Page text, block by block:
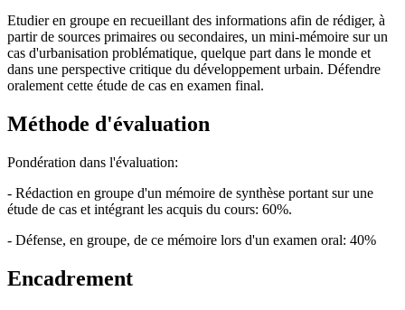
Etudier en groupe en recueillant des informations afin de rédiger, à
partir de sources primaires ou secondaires, un mini-mémoire sur un
cas d'urbanisation problématique, quelque part dans le monde et
dans une perspective critique du développement urbain. Défendre
oralement cette étude de cas en examen final.
Méthode d'évaluation
Pondération dans l'évaluation:
- Rédaction en groupe d'un mémoire de synthèse portant sur une
étude de cas et intégrant les acquis du cours: 60%.
- Défense, en groupe, de ce mémoire lors d'un examen oral: 40%
Encadrement